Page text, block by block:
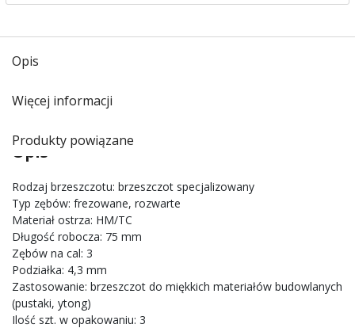
Opis
Więcej informacji
Produkty powiązane
Opis
Rodzaj brzeszczotu: brzeszczot specjalizowany
Typ zębów: frezowane, rozwarte
Materiał ostrza: HM/TC
Długość robocza: 75 mm
Zębów na cal: 3
Podziałka: 4,3 mm
Zastosowanie: brzeszczot do miękkich materiałów budowlanych
(pustaki, ytong)
Ilość szt. w opakowaniu: 3